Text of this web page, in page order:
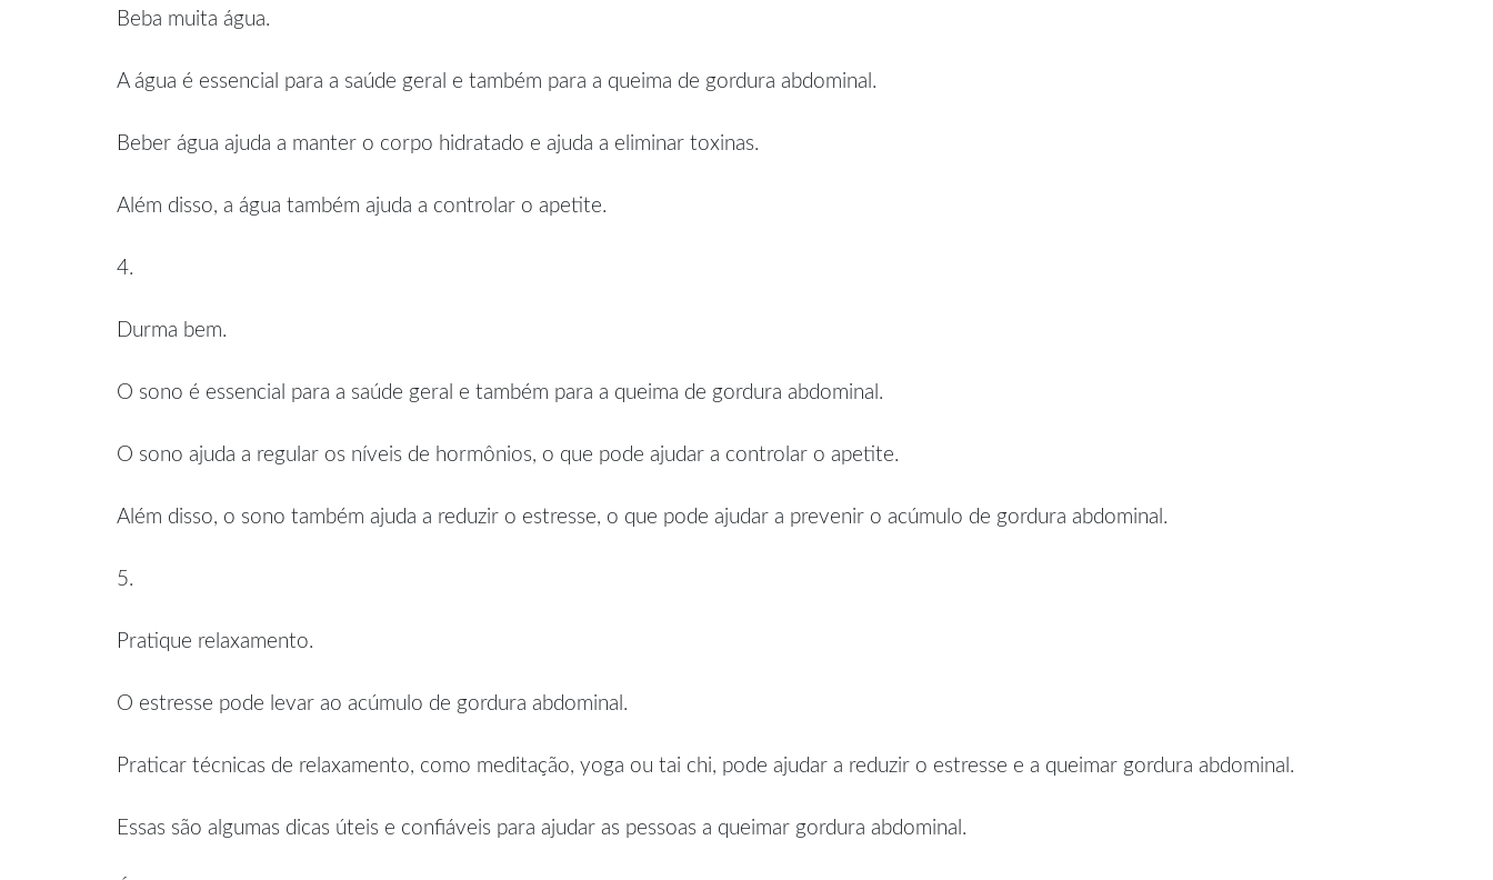
Beba muita água.
A água é essencial para a saúde geral e também para a queima de gordura abdominal.
Beber água ajuda a manter o corpo hidratado e ajuda a eliminar toxinas.
Além disso, a água também ajuda a controlar o apetite.
4.
Durma bem.
O sono é essencial para a saúde geral e também para a queima de gordura abdominal.
O sono ajuda a regular os níveis de hormônios, o que pode ajudar a controlar o apetite.
Além disso, o sono também ajuda a reduzir o estresse, o que pode ajudar a prevenir o acúmulo de gordura abdominal.
5.
Pratique relaxamento.
O estresse pode levar ao acúmulo de gordura abdominal.
Praticar técnicas de relaxamento, como meditação, yoga ou tai chi, pode ajudar a reduzir o estresse e a queimar gordura abdominal.
Essas são algumas dicas úteis e confiáveis para ajudar as pessoas a queimar gordura abdominal.